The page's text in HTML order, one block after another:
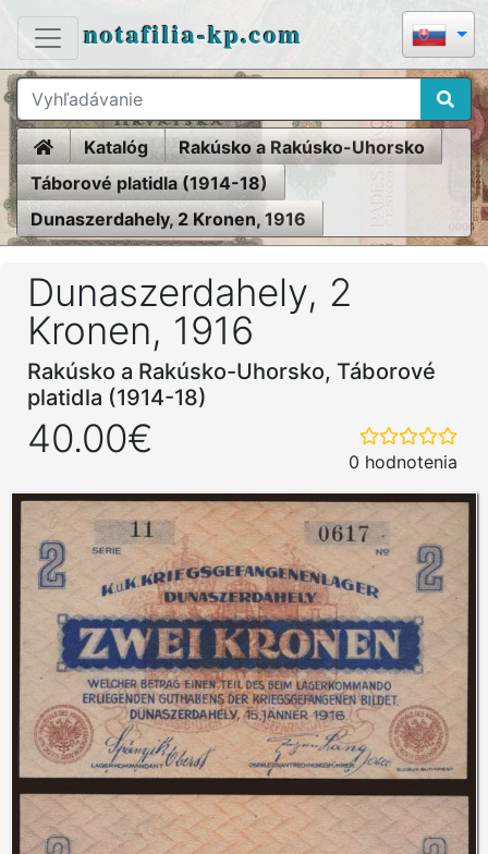
notafilia-kp.com
HomeKatalóg
Rakúsko a Rakúsko-Uhorsko
Táborové platidla (1914-18)
Dunaszerdahely, 2 Kronen, 1916
Dunaszerdahely, 2
Kronen, 1916
Rakúsko a Rakúsko-Uhorsko, Táborové
platidla (1914-18)
40.00€
0 hodnotenia